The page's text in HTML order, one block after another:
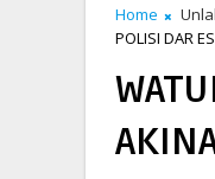
Home
POLISI DAR